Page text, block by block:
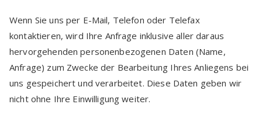
Wenn Sie uns per E-Mail, Telefon oder Telefax
kontaktieren, wird Ihre Anfrage inklusive aller daraus
hervorgehenden personenbezogenen Daten (Name,
Anfrage) zum Zwecke der Bearbeitung Ihres Anliegens bei
uns gespeichert und verarbeitet. Diese Daten geben wir
nicht ohne Ihre Einwilligung weiter.